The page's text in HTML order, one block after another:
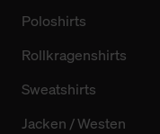
Poloshirts
Rollkragenshirts
Sweatshirts
Jacken / Westen